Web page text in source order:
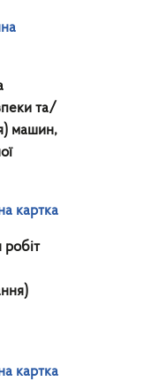
та/
машин,
картка
картка